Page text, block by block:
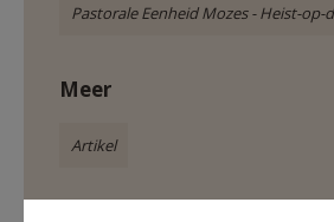
Pastorale Eenheid Mozes - Heist-op-
Meer
Artikel